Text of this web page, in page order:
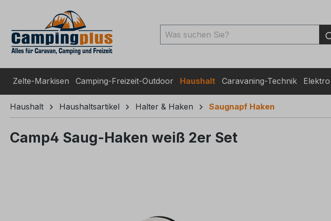
Zur Suche springen
Zelte-Markisen Camping-Freizeit-Outdoor Haushalt Caravaning-Technik Elektro
Haushalt Haushaltsartikel Halter & Haken Saugnapf Haken
Camp4 Saug-Haken weiß 2er Set